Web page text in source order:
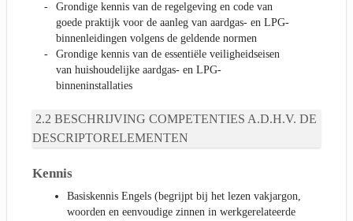
Grondige kennis van de regelgeving en code van
goede praktijk voor de aanleg van aardgas- en LPG-
binnenleidingen volgens de geldende normen
Grondige kennis van de essentiële veiligheidseisen
van huishoudelijke aardgas- en LPG-
binneninstallaties
BESCHRIJVING COMPETENTIES A.D.H.V. DE
DESCRIPTORELEMENTEN
Kennis
Basiskennis Engels (begrijpt bij het lezen vakjargon,
woorden en eenvoudige zinnen in werkgerelateerde